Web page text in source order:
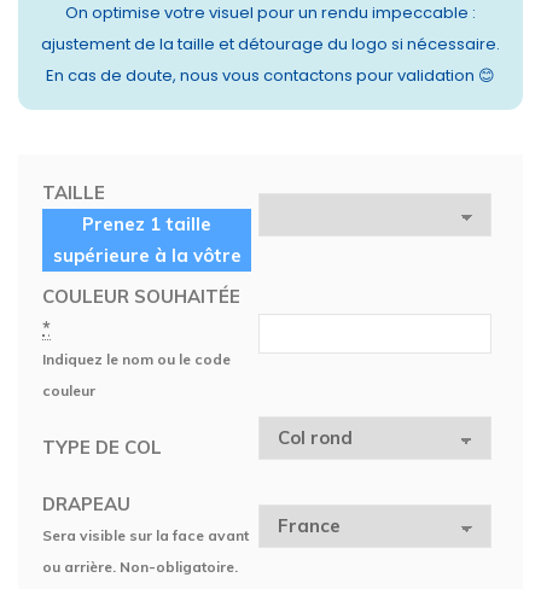
On optimise votre visuel pour un rendu impeccable :
ajustement de la taille et détourage du logo si nécessaire.
En cas de doute, nous vous contactons pour validation 😊
TAILLE
Prenez 1 taille
supérieure à la vôtre
COULEUR SOUHAITÉE
*
Indiquez le nom ou le code
couleur
TYPE DE COL
DRAPEAU
Sera visible sur la face avant
ou arrière. Non-obligatoire.